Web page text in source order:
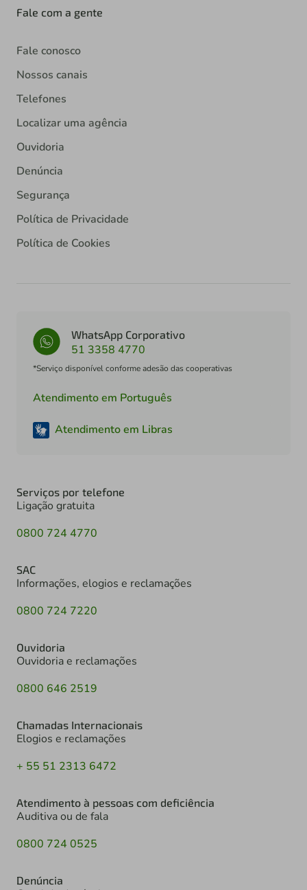
Fale com a gente
Fale conosco
Nossos canais
Telefones
Localizar uma agência
Ouvidoria
Denúncia
Segurança
Política de Privacidade
Política de Cookies
WhatsApp Corporativo
51 3358 4770
*Serviço disponível conforme adesão das cooperativas
Atendimento em Português
Atendimento em Libras
Serviços por telefone
Ligação gratuita
0800 724 4770
SAC
Informações, elogios e reclamações
0800 724 7220
Ouvidoria
Ouvidoria e reclamações
0800 646 2519
Chamadas Internacionais
Elogios e reclamações
+ 55 51 2313 6472
Atendimento à pessoas com deficiência
Auditiva ou de fala
0800 724 0525
Denúncia